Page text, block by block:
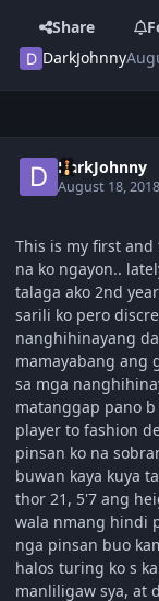
Share
DarkJohnny
DarkJohnny
August 18,
This is my first and
na ko ngayon..
talaga ako 2nd
sarili ko pero
nanghihinayang
mamayabang ang
sa mga
matanggap pano
player to fashion
pinsan ko na
buwan kaya kuya
thor 21, 5'7 ang
wala nmang hindi
nga pinsan buo
halos turing ko s
manliligaw sya, at